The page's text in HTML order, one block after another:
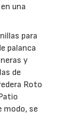
una
para
palanca
y
de
Roto
modo, se